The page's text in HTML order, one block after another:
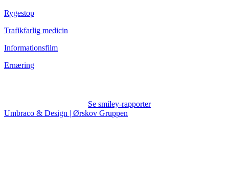
Rygestop
Trafikfarlig medicin
Informationsfilm
Ernæring
Se smiley-rapporter
Umbraco & Design | Ørskov Gruppen